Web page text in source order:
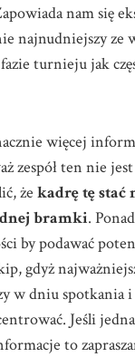
nam się
najnudniejszy ze
turnieju jak
więcej
zespół ten nie
że kadrę tę stać
bramki.
by podawać
gdyż
w dniu spotkania
Jeśli
to